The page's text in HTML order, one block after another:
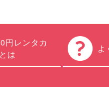
円レンタカ
は
よ